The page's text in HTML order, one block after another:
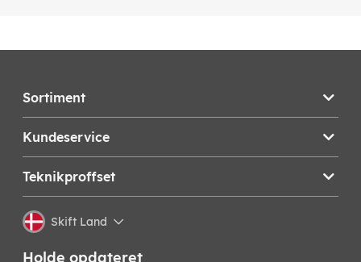
Sortiment
Kundeservice
Teknikproffset
Skift Land
Holde opdateret